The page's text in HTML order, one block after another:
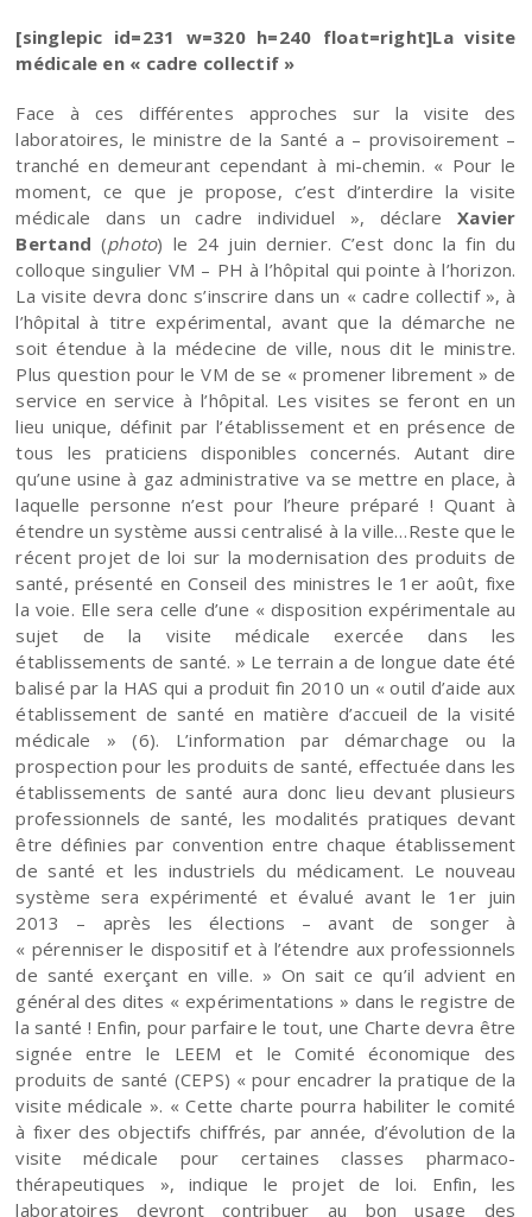
[singlepic id=231 w=320 h=240 float=right]La visite
médicale en « cadre collectif »
Face à ces différentes approches sur la visite des
laboratoires, le ministre de la Santé a – provisoirement –
tranché en demeurant cependant à mi-chemin. « Pour le
moment, ce que je propose, c’est d’interdire la visite
médicale dans un cadre individuel », déclareXavier
Bertand (photo) le 24 juin dernier. C’est donc la fin du
colloque singulier VM – PH à l’hôpital qui pointe à l’horizon.
La visite devra donc s’inscrire dans un « cadre collectif », à
l’hôpital à titre expérimental, avant que la démarche ne
soit étendue à la médecine de ville, nous dit le ministre.
Plus question pour le VM de se « promener librement » de
service en service à l’hôpital. Les visites se feront en un
lieu unique, définit par l’établissement et en présence de
tous les praticiens disponibles concernés. Autant dire
qu’une usine à gaz administrative va se mettre en place, à
laquelle personne n’est pour l’heure préparé ! Quant à
étendre un système aussi centralisé à la ville…Reste que le
récent projet de loi sur la modernisation des produits de
santé, présenté en Conseil des ministres le 1er août, fixe
la voie. Elle sera celle d’une « disposition expérimentale au
sujet de la visite médicale exercée dans les
établissements de santé. » Le terrain a de longue date été
balisé par la HAS qui a produit fin 2010 un « outil d’aide aux
établissement de santé en matière d’accueil de la visité
médicale » (6). L’information par démarchage ou la
prospection pour les produits de santé, effectuée dans les
établissements de santé aura donc lieu devant plusieurs
professionnels de santé, les modalités pratiques devant
être définies par convention entre chaque établissement
de santé et les industriels du médicament. Le nouveau
système sera expérimenté et évalué avant le 1er juin
2013 – après les élections – avant de songer à
« pérenniser le dispositif et à l’étendre aux professionnels
de santé exerçant en ville. » On sait ce qu’il advient en
général des dites « expérimentations » dans le registre de
la santé ! Enfin, pour parfaire le tout, une Charte devra être
signée entre le LEEM et le Comité économique des
produits de santé (CEPS) « pour encadrer la pratique de la
visite médicale ». « Cette charte pourra habiliter le comité
à fixer des objectifs chiffrés, par année, d’évolution de la
visite médicale pour certaines classes pharmaco-
thérapeutiques », indique le projet de loi. Enfin, les
laboratoires devront contribuer au bon usage des